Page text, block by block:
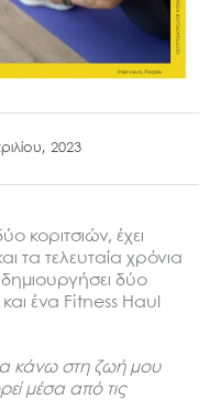
2023
κοριτσιών, έχει
τα τελευταία χρόνια
δύο
ένα Fitness Haul
κάνω στη ζωή μου
μέσα από τις